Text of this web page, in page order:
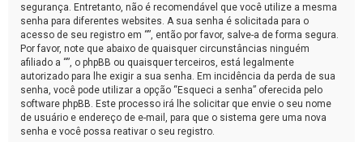
segurança. Entretanto, não é recomendável que você utilize a mesma
senha para diferentes websites. A sua senha é solicitada para o
acesso de seu registro em “”, então por favor, salve-a de forma segura.
Por favor, note que abaixo de quaisquer circunstâncias ninguém
afiliado a “”, o phpBB ou quaisquer terceiros, está legalmente
autorizado para lhe exigir a sua senha. Em incidência da perda de sua
senha, você pode utilizar a opção “Esqueci a senha” oferecida pelo
software phpBB. Este processo irá lhe solicitar que envie o seu nome
de usuário e endereço de e-mail, para que o sistema gere uma nova
senha e você possa reativar o seu registro.